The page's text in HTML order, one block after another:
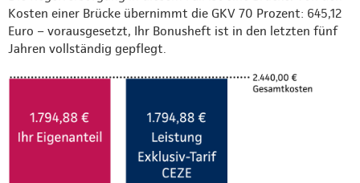
Kosten einer Brücke übernimmt die GKV 70 Prozent: 645,12
Euro – vorausgesetzt, Ihr Bonusheft ist in den letzten fünf
Jahren vollständig gepflegt.